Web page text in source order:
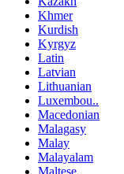
Khmer
Kurdish
Kyrgyz
Latin
Latvian
Lithuanian
Luxembou..
Macedonian
Malagasy
Malay
Malayalam